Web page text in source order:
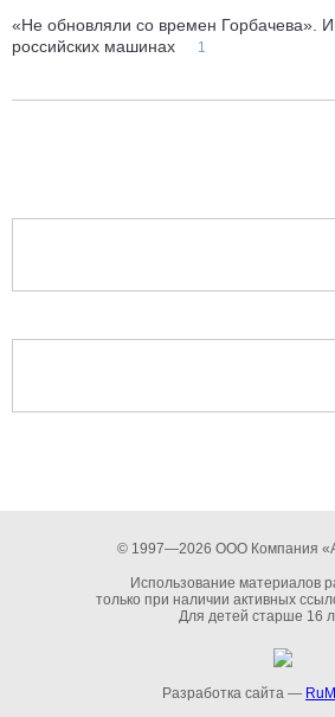
«Не обновляли со времен Горбачева».
российских машинах
1
© 1997—2026 ООО Компания
Использование материалов
только при наличии активных
Для детей старше 16
Разработка сайта —